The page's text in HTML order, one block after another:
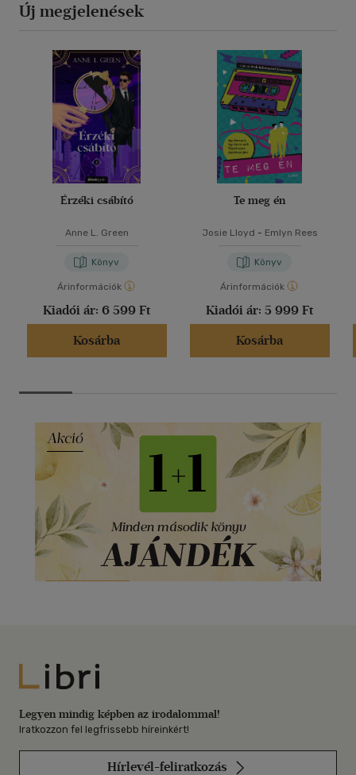
Új megjelenések
Érzéki csábító
Anne L. Green
Könyv
Árinformációk
Kiadói ár: 6 599 Ft
Kosárba
Te meg én
Josie Lloyd - Emlyn Rees
Könyv
Árinformációk
Kiadói ár: 5 999 Ft
Kosárba
Libri
Legyen mindig képben az irodalommal!
Iratkozzon fel legfrissebb híreinkért!
Hírlevél-feliratkozás